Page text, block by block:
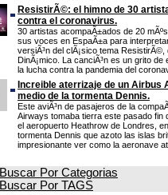
ResistirÃ©: el himno de 30
contra el coronavirus.
30 artistas acompaÃ±ados de 20
sus voces en EspaÃ±a para
versiÃ³n del clÃ¡sico tema ResistirÃ©,
DinÃ¡mico. La canciÃ³n es un grito de
la lucha contra la pandemia del
Increible aterrizaje de un Airbus
medio de la tormenta Dennis.
Este aviÃ³n de pasajeros de la
Airways tomaba tierra este pasado fin
el aeropuerto Heathrow de Londres,
tormenta Dennis que azoto las islas
impresionante ver como la aeronave
Buscar Por Categorias
Buscar Por TAGS